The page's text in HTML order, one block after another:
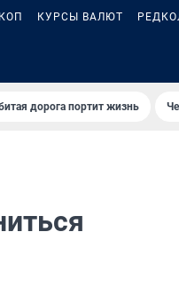
КУРСЫ ВАЛЮТ
дорога портит жизнь